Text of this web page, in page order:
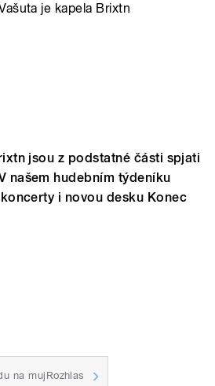
je kapela Brixtn
jsou z podstatné části spjati
našem hudebním týdeníku
i novou desku Konec
na mujRozhlas